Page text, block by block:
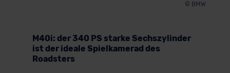
© BMW
M40i: der 340 PS starke Sechszylinder
ist der ideale Spielkamerad des
Roadsters